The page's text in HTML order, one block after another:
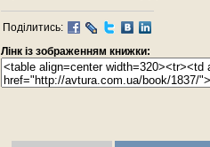
Поділитись:
Лінк із зображенням книжки: